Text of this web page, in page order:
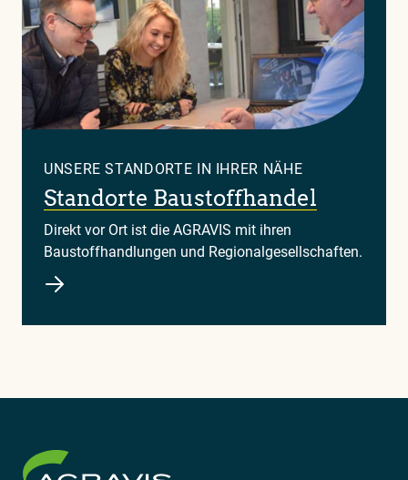
UNSERE STANDORTE IN IHRER NÄHE
Standorte Baustoffhandel
Direkt vor Ort ist die AGRAVIS mit ihren
Baustoffhandlungen und Regionalgesellschaften.